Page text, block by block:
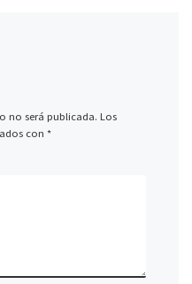
no será publicada. Los
con *